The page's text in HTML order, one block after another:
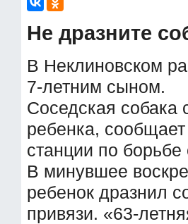
Не дразните
В Неклиновском
7-летним сыном.
Соседская собака
ребенка,
станции по
В минувшее
ребенок дразнил
привязи. «63-